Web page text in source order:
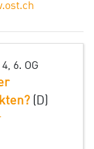
6. OG
(D)